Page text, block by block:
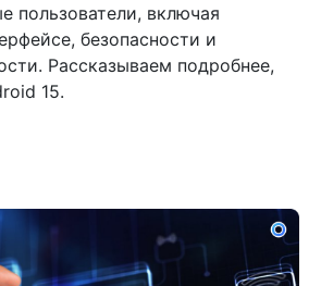
пользователи, включая
безопасности и
Рассказываем подробнее,
15.